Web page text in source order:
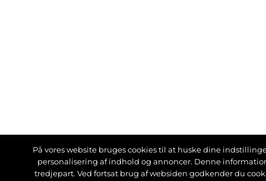
På vores website bruges cookies til at huske dine
personalisering af indhold og annoncer. Denne
tredjepart. Ved fortsat brug af websiden godkender du